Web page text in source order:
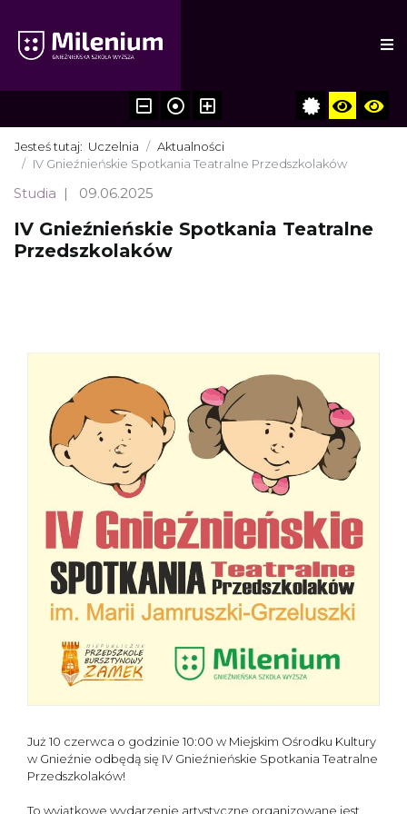
Jesteś tutaj: Uczelnia
Aktualności
IV Gnieźnieńskie Spotkania Teatralne Przedszkolaków
Studia 09.06.2025
IV Gnieźnieńskie Spotkania Teatralne
Przedszkolaków
Już 10 czerwca o godzinie 10:00 w Miejskim Ośrodku Kultury
w Gnieźnie odbędą się IV Gnieźnieńskie Spotkania Teatralne
Przedszkolaków!
To wyjątkowe wydarzenie artystyczne organizowane jest